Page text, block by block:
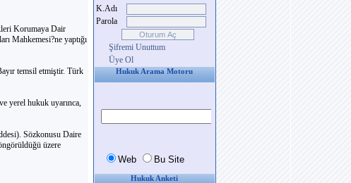
Korumaya Dair
Mahkemesi?ne yaptığı
temsil etmiştir. Türk
yerel hukuk uyarınca,
Sözkonusu Daire
üzere
K.Adı
Parola
Şifremi Unuttum
Üye Ol
Hukuk Arama Motoru
Hukuk Anketi